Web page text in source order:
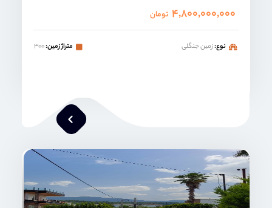
۴,۸۰۰,۰۰۰,۰۰۰ تومان
نوع:زمین جنگلی متراژ زمین:۳۰۰
محمد صنعتی